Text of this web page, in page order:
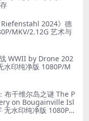
2024》德
MKV/2.12G 艺术与
WWII by Drone 202
水印纯净版 1080P/M
布干维尔岛之谜 The P
on Bougainville Isl
无水印纯净版 1080P/